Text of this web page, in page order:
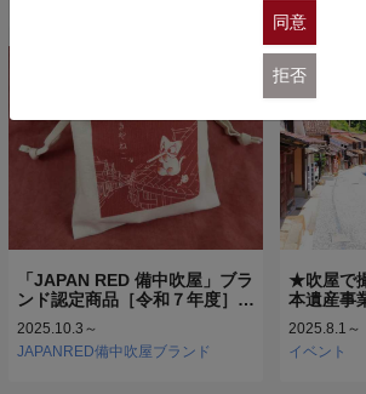
「JAPAN RED 備中吹屋」ブラ
ンド認定商品［令和７年度］…
2025.10.3～
JAPANRED備中吹屋ブランド
★吹屋で
本遺産事
2025.8.1～
イベント
同意
拒否